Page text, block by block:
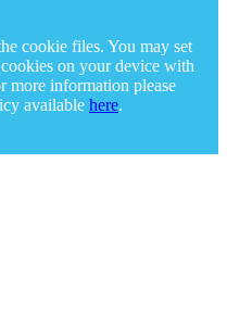
cookie files. You may set
on your device with
more information please
available here.